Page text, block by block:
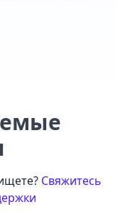
Свяжитесь